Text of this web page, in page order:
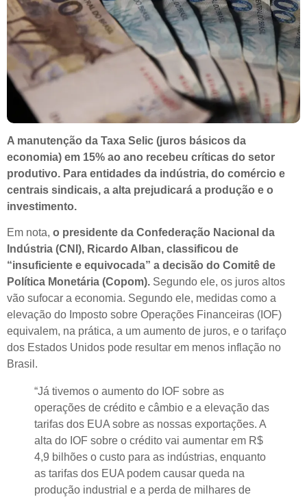
A manutenção da Taxa Selic (juros básicos da
economia) em 15% ao ano recebeu críticas do setor
produtivo. Para entidades da indústria, do comércio e
centrais sindicais, a alta prejudicará a produção e o
investimento.
Em nota, o presidente da Confederação Nacional da
Indústria (CNI), Ricardo Alban, classificou de
“insuficiente e equivocada” a decisão do Comitê de
Política Monetária (Copom). Segundo ele, os juros altos
vão sufocar a economia. Segundo ele, medidas como a
elevação do Imposto sobre Operações Financeiras (IOF)
equivalem, na prática, a um aumento de juros, e o tarifaço
dos Estados Unidos pode resultar em menos inflação no
Brasil.
“Já tivemos o aumento do IOF sobre as
operações de crédito e câmbio e a elevação das
tarifas dos EUA sobre as nossas exportações. A
alta do IOF sobre o crédito vai aumentar em R$
4,9 bilhões o custo para as indústrias, enquanto
as tarifas dos EUA podem causar queda na
produção industrial e a perda de milhares de